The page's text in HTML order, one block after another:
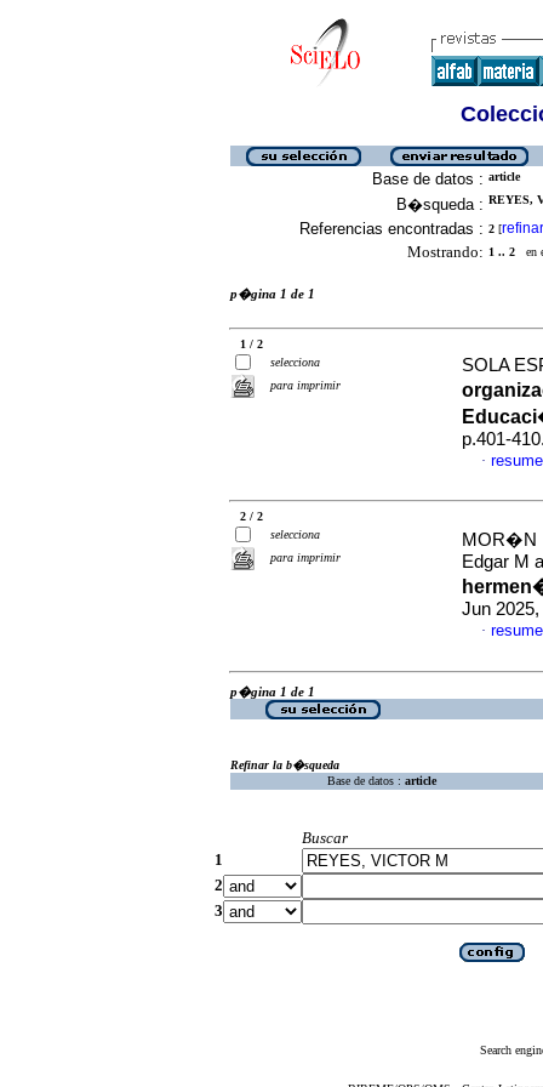
Base de datos : article
B�squeda : REYES,
Referencias encontradas : 2 [refinar
Mostrando: 1 .. 2 en
p�gina 1 de 1
1 / 2
selecciona
para imprimir
SOLA
p.401-
·
2 / 2
selecciona
para imprimir
MOR�N
Edgar M
Jun
·
p�gina 1 de 1
Refinar la b�squeda
Base de datos : article
Buscar
1
2
3
Search